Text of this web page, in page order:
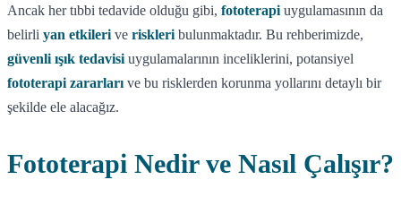
Ancak her tıbbi tedavide olduğu gibi, fototerapi uygulamasının da
belirli yan etkileri ve riskleri bulunmaktadır. Bu rehberimizde,
güvenli ışık tedavisi uygulamalarının inceliklerini, potansiyel
fototerapi zararları ve bu risklerden korunma yollarını detaylı bir
şekilde ele alacağız.
Fototerapi Nedir ve Nasıl Çalışır?